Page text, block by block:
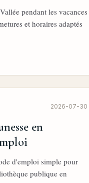
pendant les vacances
et horaires adaptés
2026-07-30
en
d'emploi simple pour
publique en